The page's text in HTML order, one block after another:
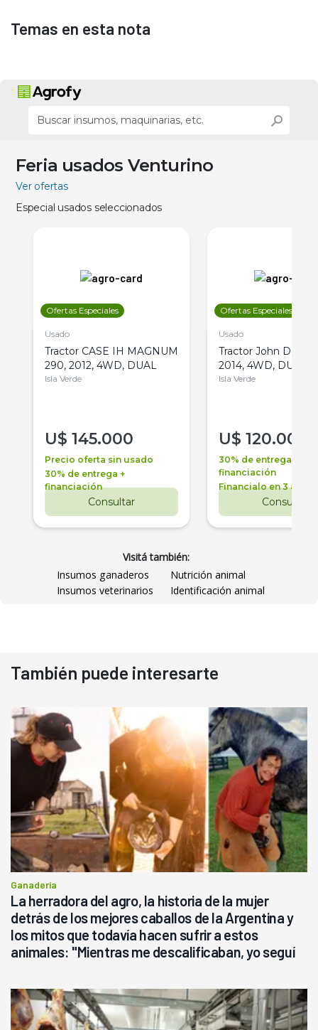
Temas en esta nota
Feria usados Venturino
Ver ofertas
Especial usados seleccionados
Ofertas Especiales
Usado
Tractor CASE IH MAGNUM
290, 2012, 4WD, DUAL
Isla Verde
U$ 145.000
Precio oferta sin usado
30% de entrega +
financiación
Consultar
Ofertas Especiales
Usado
Tractor John Deere
2014, 4WD, DUAL
Isla Verde
U$ 120.000
30% de entrega +
financiación
Financialo en 3 años
Consultar
Visitá también:
Insumos ganaderos
Nutrición animal
Insumos veterinarios
Identificación animal
También puede interesarte
Ganadería
La herradora del agro, la historia de la mujer
detrás de los mejores caballos de la Argentina y
los mitos que todavía hacen sufrir a estos
animales: "Mientras me descalificaban, yo seguí